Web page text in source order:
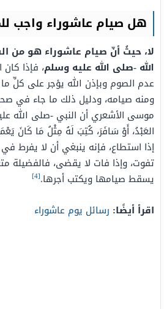
هل صيام عاشوراء واجب
لا، حيثُ أنّ صيام عاشوراء هو من
الله -صلى الله عليه وسلم، فإذا
عدم الصوم وبإذن الله يؤجر على كلِّ
ومنه صيامه، ودليل ذلك ما جاء في
موسى الأشعري أن النبي -صلى الله
العَبْدُ، أَوْ سَافَرَ، كُتِبَ لَهُ مِثْلُ مَا كَانَ
إذا استطاع، فإنه ينبغي أن لا يفرط
تفوت، وإذا فات لا يقضى، فالفضيلة
يسقط صيامها ويكتب أجرها.[4]
اقرأ أيضًا: رسائل يوم عاشوراء